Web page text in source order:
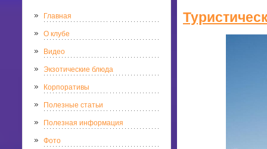
Главная
О клубе
Видео
Экзотические блюда
Корпоративы
Полезные статьи
Полезная информация
Фото